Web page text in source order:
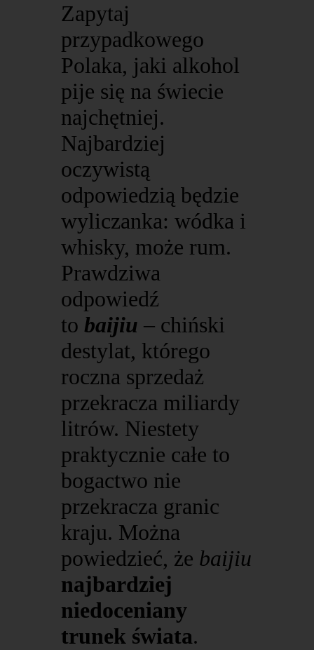
Zapytaj
przypadkowego
Polaka, jaki alkohol
pije się na świecie
najchętniej.
Najbardziej
oczywistą
odpowiedzią będzie
wyliczanka: wódka i
whisky, może rum.
Prawdziwa
odpowiedź
tobaijiu – chiński
destylat, którego
roczna sprzedaż
przekracza miliardy
litrów. Niestety
praktycznie całe to
bogactwo nie
przekracza granic
kraju. Można
powiedzieć, że baijiu
najbardziej
niedoceniany
trunek świata.